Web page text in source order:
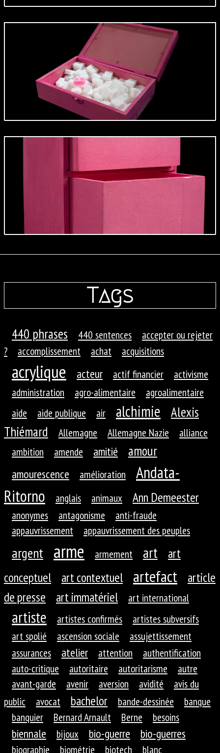
Tags
440 phrases 440 sentences
accepter ou rejeter
?
accomplissement achat acquisitions
acrylique acteur actif financier
activisme
administration
agro-alimentaire
agroalimentaire
aide
aide publique air alchimie
Alexis
Thiémard
Allemagne Allemagne Nazie
alliance
ambition
amende amitié amour
amourescence amélioration
Andata-
Ritorno
anglais animaux Ann Demeester
anonymes antagonisme
anti-fraude
appauvrissement
appauvrissement des peuples
argent arme armement art
art
conceptuel
art contextuel artefact
article
de presse
art immatériel art international
artiste artistes confirmés
artistes subversifs
art spolié
ascension sociale
assujettissement
assurances
atelier attention
authentification
auto-critique
autoritaire autoritarisme
autre
avant-garde
avenir aversion avidité
avis du
public
avocat bachelor bande-dessinée
banque
banquier
Bernard Arnault Berne besoins
biennale bijoux bio-guerre bio-guerres
biographie biométrie biotech blanc